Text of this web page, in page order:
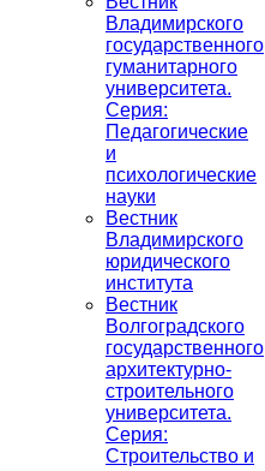
Владимирского
государственного
гуманитарного
университета.
Серия:
Педагогические
и
психологические
науки
Вестник
Владимирского
юридического
института
Вестник
Волгоградского
государственного
архитектурно-
строительного
университета.
Серия:
Строительство и